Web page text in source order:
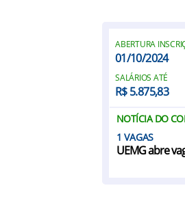
ABERTURA
01/10/2024
SALÁRIOS ATÉ
R$ 5.875,83
NOTÍCIA DO
1
UEMG abre